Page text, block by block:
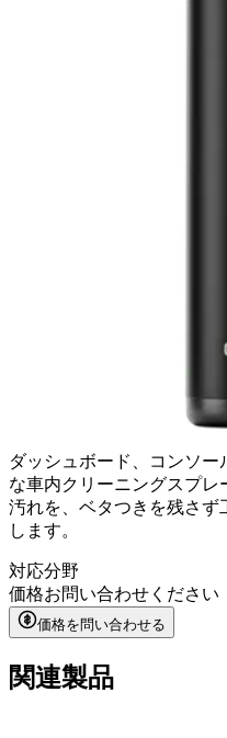
ダッシュボード、コンソ
な車内クリーニングスプ
汚れを、ベタつきを残さ
します。
対応分野
価格お問い合わせください
価格を問い合わせる
関連製品